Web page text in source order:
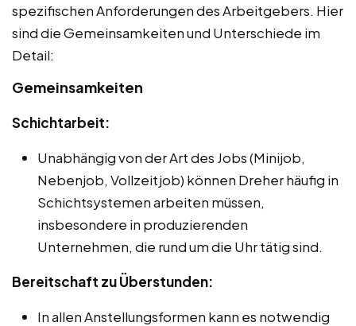
spezifischen Anforderungen des Arbeitgebers. Hier
sind die Gemeinsamkeiten und Unterschiede im
Detail:
Gemeinsamkeiten
Schichtarbeit:
Unabhängig von der Art des Jobs (Minijob,
Nebenjob, Vollzeitjob) können Dreher häufig in
Schichtsystemen arbeiten müssen,
insbesondere in produzierenden
Unternehmen, die rund um die Uhr tätig sind.
Bereitschaft zu Überstunden:
In allen Anstellungsformen kann es notwendig